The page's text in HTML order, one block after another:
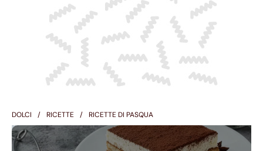
DOLCI RICETTE RICETTE DI PASQUA